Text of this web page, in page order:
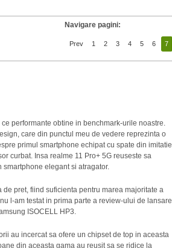
Navigare pagini:
Prev 1 2 3 4 5 6 7
performante obtine in benchmark-urile noastre.
care din punctul meu de vedere reprezinta o
primul smartphone echipat cu spate din imitatie
curbat. Insa realme 11 Pro+ 5G reuseste sa
elegant si atragator.
pret, fiind suficienta pentru marea majoritate a
l-am testat in prima parte a review-ului de lansare
ISOCELL HP3.
au incercat sa ofere un chipset de top in aceasta
din aceasta gama au reusit sa se ridice la